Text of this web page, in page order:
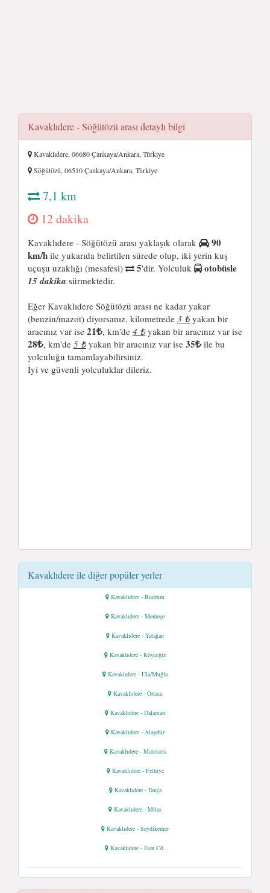
Kavaklıdere - Söğütözü arası detaylı bilgi
Kavaklıdere, 06680 Çankaya/Ankara, Türkiye
Söğütözü, 06510 Çankaya/Ankara, Türkiye
7,1 km
12 dakika
Kavaklıdere - Söğütözü arası yaklaşık olarak
90
km/h ile yukarıda belirtilen sürede olup, iki yerin kuş
uçuşu uzaklığı (mesafesi)
5'dir. Yolculuk otobüsle
15 dakika sürmektedir.
Eğer Kavaklıdere Söğütözü arası ne kadar yakar
(benzin/mazot) diyorsanız, kilometrede 3 ₺yakan bir
aracınız var ise 21 , km'de 4 ₺yakan bir aracınız var ise
28 , km'de 5 ₺yakan bir aracınız var ise 35
ile bu
yolculuğu tamamlayabilirsiniz.
İyi ve güvenli yolculuklar dileriz.
Kavaklıdere ile diğer popüler yerler
Kavaklıdere - Bodrum
Kavaklıdere - Menteşe
Kavaklıdere - Yatağan
Kavaklıdere - Köyceğiz
Kavaklıdere - Ula/Muğla
Kavaklıdere - Ortaca
Kavaklıdere - Dalaman
Kavaklıdere - Alaşehir
Kavaklıdere - Marmaris
Kavaklıdere - Fethiye
Kavaklıdere - Datça
Kavaklıdere - Milas
Kavaklıdere - Seydikemer
Kavaklıdere - Esat Cd.